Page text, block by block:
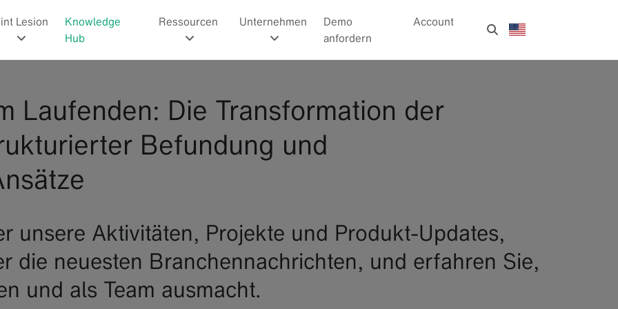
Lesion
Knowledge
Hub
Ressourcen Unternehmen
Demo
anfordern
Account
Laufenden: Die Transformation der
Befundung und
unsere Aktivitäten, Projekte und Produkt-Updates,
die neuesten Branchennachrichten, und erfahren Sie,
und als Team ausmacht.